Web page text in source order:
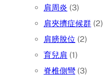
肩周炎 (3)
肩夾擠症候群 (2)
肩膀脫位 (2)
育兒肩 (1)
脊椎側彎 (3)